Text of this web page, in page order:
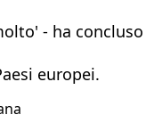
- ha
europei.